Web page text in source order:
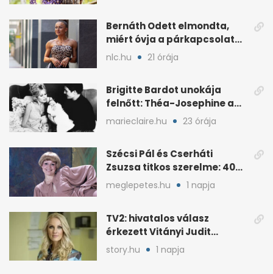
Bernáth Odett elmondta,
miért óvja a párkapcsolatát
a nyilvánosságtól
nlc.hu 21 órája
Brigitte Bardot unokája
felnőtt: Théa-Josephine a
nagymamájára hasonlít
marieclaire.hu 23 órája
Szécsi Pál és Cserháti
Zsuzsa titkos szerelme: 40
év után derült ki
meglepetes.hu 1 napja
TV2: hivatalos válasz
érkezett Vitányi Judit
további szerepéről
story.hu 1 napja